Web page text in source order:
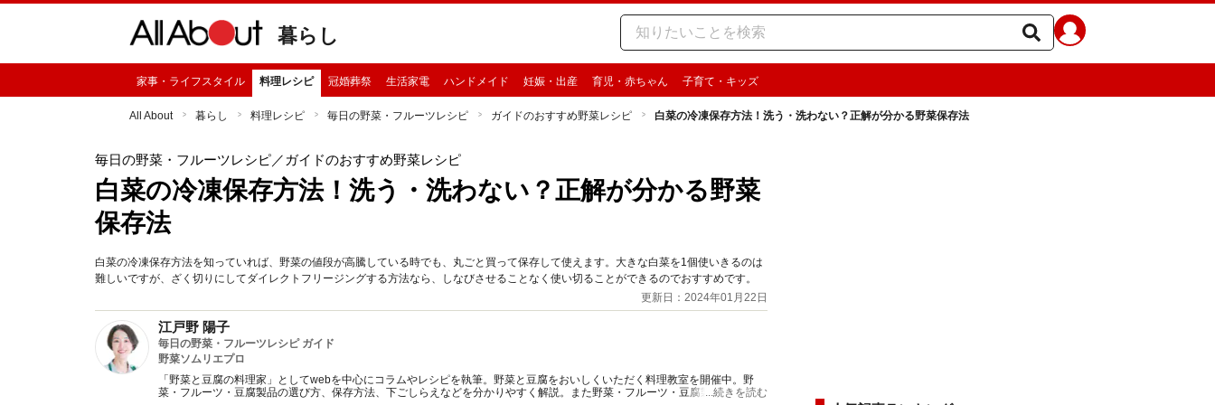
暮らし
家事・ライフスタイル 料理レシピ 冠婚葬祭 生活家電 ハンドメイド 妊娠・出産 育児・赤ちゃん 子育て・キッズ
All About 暮らし 料理レシピ 毎日の野菜・フルーツレシピ ガイドのおすすめ野菜レシピ 白菜の冷凍保存方法！洗う・洗わない？正解が分かる野菜保存法
毎日の野菜・フルーツレシピ／ガイドのおすすめ野菜レシピ
白菜の冷凍保存方法！洗う・洗わない？正解が分かる野菜
保存法
白菜の冷凍保存方法を知っていれば、野菜の値段が高騰している時でも、丸ごと買って保存して使えます。大きな白菜を1個使いきるのは
難しいですが、ざく切りにしてダイレクトフリージングする方法なら、しなびさせることなく使い切ることができるのでおすすめです。
更新日：2024年01月22日
江戸野 陽子
毎日の野菜・フルーツレシピ ガイド
野菜ソムリエプロ
「野菜と豆腐の料理家」としてwebを中心にコラムやレシピを執筆。野菜と豆腐をおいしくいただく料理教室を開催中。野
菜・フルーツ・豆腐製品の選び方、保存方法、下ごしらえなどを分かりやすく解説。また野菜・フルーツ・豆腐製品をおいし
...続きを読む